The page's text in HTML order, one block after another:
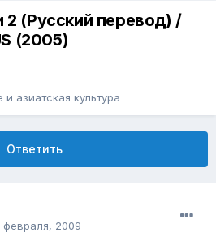
2 (Русский перевод) /
(2005)
и азиатская культура
Ответить
февраля, 2009